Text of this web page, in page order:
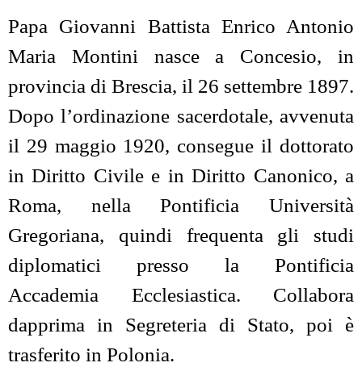
Papa Giovanni Battista Enrico Antonio
Maria Montini nasce a Concesio, in
provincia di Brescia, il 26 settembre 1897.
Dopo l’ordinazione sacerdotale, avvenuta
il 29 maggio 1920, consegue il dottorato
in Diritto Civile e in Diritto Canonico, a
Roma, nella Pontificia Università
Gregoriana, quindi frequenta gli studi
diplomatici presso la Pontificia
Accademia Ecclesiastica. Collabora
dapprima in Segreteria di Stato, poi è
trasferito in Polonia.